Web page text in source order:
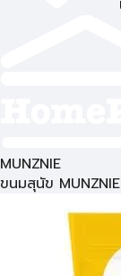
MUNZNIE
ขนมสุนัข